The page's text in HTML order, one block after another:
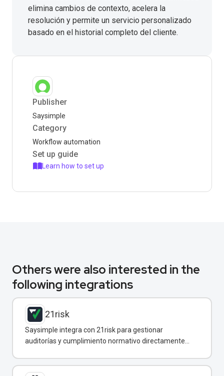
elimina cambios de contexto, acelera la
resolución y permite un servicio personalizado
basado en el historial completo del cliente.
Publisher
Saysimple
Category
Workflow automation
Set up guide
Learn how to set up
Others were also interested in the
following integrations
21risk
Saysimple integra con 21risk para gestionar
auditorías y cumplimiento normativo directamente